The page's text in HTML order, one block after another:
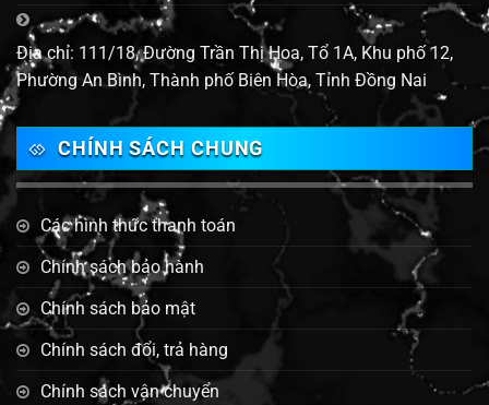
Địa chỉ: 111/18, Đường Trần Thị Hoa, Tổ 1A, Khu phố 12,
Phường An Bình, Thành phố Biên Hòa, Tỉnh Đồng Nai
CHÍNH SÁCH CHUNG
Các hình thức thanh toán
Chính sách bảo hành
Chính sách bảo mật
Chính sách đổi, trả hàng
Chính sách vận chuyển